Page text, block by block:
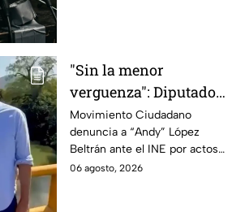
"Sin la menor
verguenza": Diputado
Juan Zavala denuncia
ante el INE a Andy
López Beltrán por
campaña anticipada en
Movimiento Ciudadano
denuncia a “Andy” López
Beltrán ante el INE por actos
anticipados de campaña en
06 agosto, 2026